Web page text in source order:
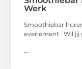
Werk
Smoothiebar
evenement Wil jij